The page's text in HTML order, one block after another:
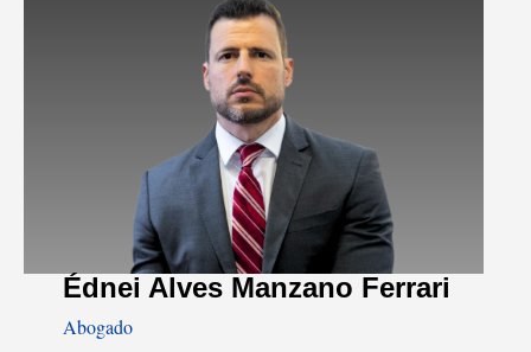
Édnei Alves Manzano Ferrari
Abogado